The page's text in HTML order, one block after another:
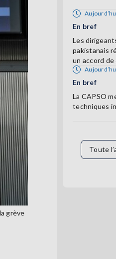
grève
En bref
Les
pakistanais
un accord
En bref
La CAPSO
techniques
Toute